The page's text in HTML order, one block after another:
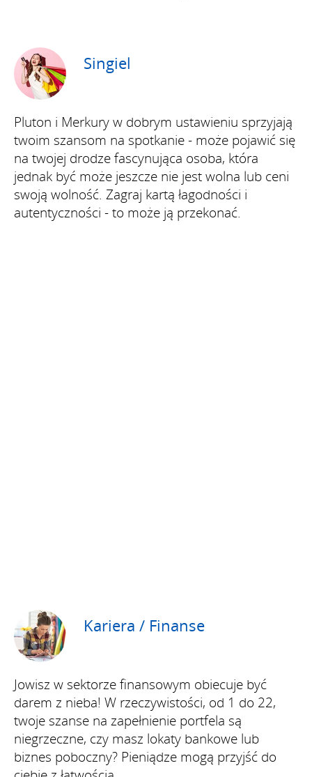
Singiel
Pluton i Merkury w dobrym ustawieniu sprzyjają
twoim szansom na spotkanie - może pojawić się
na twojej drodze fascynująca osoba, która
jednak być może jeszcze nie jest wolna lub ceni
swoją wolność. Zagraj kartą łagodności i
autentyczności - to może ją przekonać.
Kariera / Finanse
Jowisz w sektorze finansowym obiecuje być
darem z nieba! W rzeczywistości, od 1 do 22,
twoje szanse na zapełnienie portfela są
niegrzeczne, czy masz lokaty bankowe lub
biznes poboczny? Pieniądze mogą przyjść do